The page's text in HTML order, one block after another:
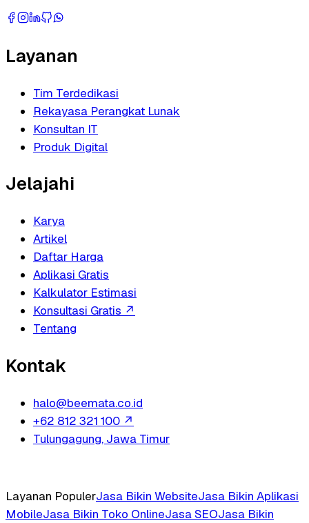
Layanan
Tim Terdedikasi
Rekayasa Perangkat Lunak
Konsultan IT
Produk Digital
Jelajahi
Karya
Artikel
Daftar Harga
Aplikasi Gratis
Kalkulator Estimasi
Konsultasi Gratis ↗
Tentang
Kontak
halo@beemata.co.id
+62 812 321 100 ↗
Tulungagung, Jawa Timur
Layanan PopulerJasa Bikin WebsiteJasa Bikin Aplikasi
MobileJasa Bikin Toko OnlineJasa SEOJasa Bikin